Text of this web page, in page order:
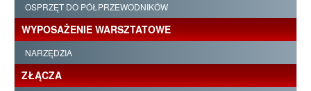
OSPRZĘT DO PÓŁPRZEWODNIKÓW
WYPOSAŻENIE WARSZTATOWE
NARZĘDZIA
ZŁĄCZA